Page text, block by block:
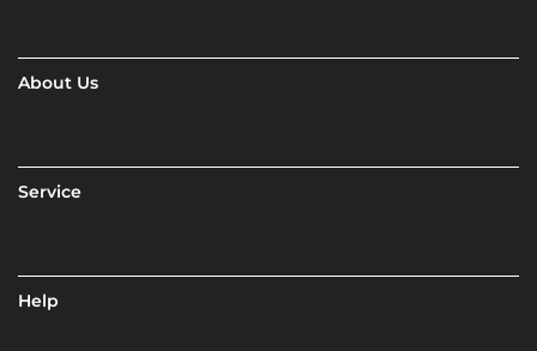
About Us
Service
Help